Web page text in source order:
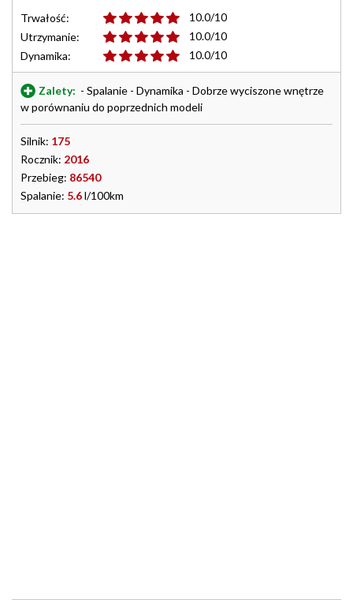
Trwałość:
10.0/10
Utrzymanie:
10.0/10
Dynamika:
10.0/10
Zalety: - Spalanie - Dynamika - Dobrze wyciszone wnętrze
w porównaniu do poprzednich modeli
Silnik: 175
Rocznik: 2016
Przebieg: 86540
Spalanie: 5.6l/100km